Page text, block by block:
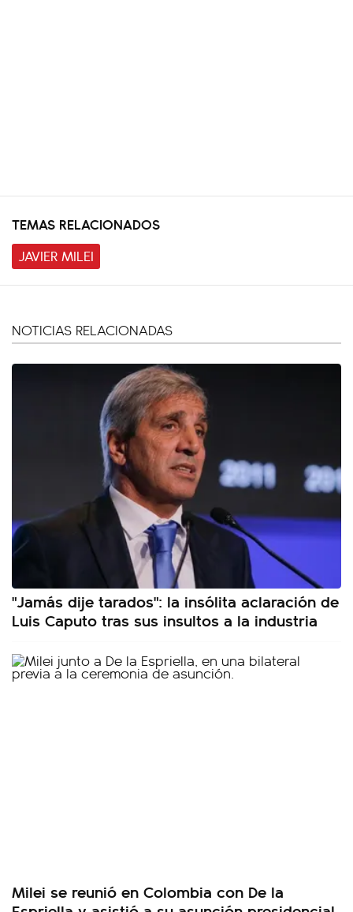
TEMAS RELACIONADOS
JAVIER MILEI
NOTICIAS RELACIONADAS
"Jamás dije tarados": la insólita aclaración de
Luis Caputo tras sus insultos a la industria
Milei se reunió en Colombia con De la